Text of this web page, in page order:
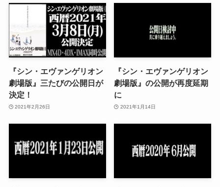
『シン・エヴァンゲリオン
劇場版』三たびの公開日が
決定！
2021年2月26日
『シン・エヴァンゲリオン
劇場版』の公開が再度延期
に
2021年1月14日